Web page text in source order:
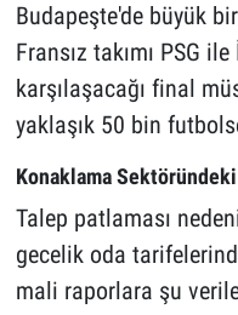
Budapeşte'de büyük
Fransız takımı PSG
karşılaşacağı final
yaklaşık 50 bin
Konaklama
Talep patlaması
gecelik oda
mali raporlara şu